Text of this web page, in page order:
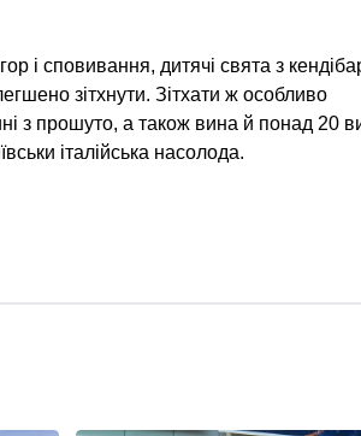
і сповивання, дитячі свята з
зітхнути. Зітхати ж особливо
з прошуто, а також вина й понад 20
італійська насолода.